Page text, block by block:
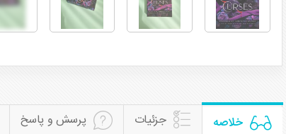
خلاصه جزئیات پرسش و پاسخ